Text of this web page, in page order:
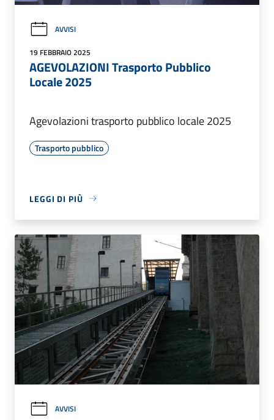
AVVISI
19 FEBBRAIO 2025
AGEVOLAZIONI Trasporto Pubblico
Locale 2025
Agevolazioni trasporto pubblico locale 2025
Trasporto pubblico
LEGGI DI PIÙ
AVVISI